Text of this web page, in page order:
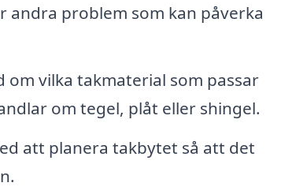
andra problem som kan påverka
om vilka takmaterial som passar
om tegel, plåt eller shingel.
att planera takbytet så att det